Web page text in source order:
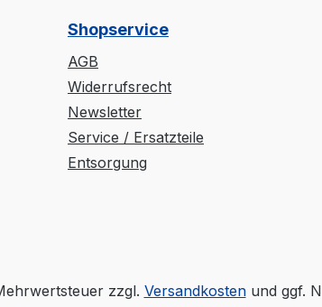
Shopservice
AGB
Widerrufsrecht
Newsletter
Service / Ersatzteile
Entsorgung
zzgl. Versandkostenund ggf.